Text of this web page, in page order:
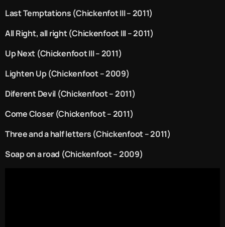
Last Temptations (Chickenfot III – 2011)
All Right, all right (Chickenfoot III – 2011)
Up Next (Chickenfoot III – 2011)
Lighten Up (Chickenfoot – 2009)
Diferent Devil (Chickenfoot – 2011)
Come Closer (Chickenfoot – 2011)
Three and a half letters (Chickenfoot – 2011)
Soap on a road (Chickenfoot – 2009)